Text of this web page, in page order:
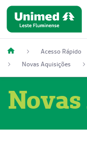
Acesso Rápido
Novas Aquisições